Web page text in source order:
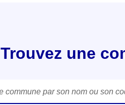
Trouvez une